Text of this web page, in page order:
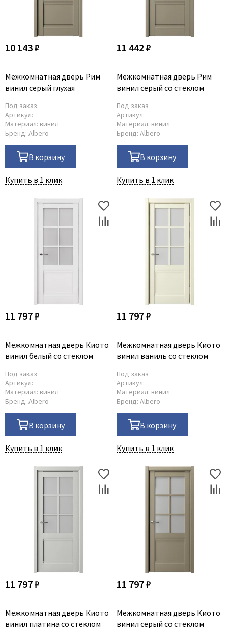
Valcomp
Verum
Viporte
Zadoor
10 143 ₽
Межкомнатная дверь Рим
винил серый глухая
Под заказ
Артикул:
Материал: винил
Бренд: Albero
В корзину
Купить в 1 клик
11 442 ₽
Межкомнатная дверь Рим
винил серый со стеклом
Под заказ
Артикул:
Материал: винил
Бренд: Albero
В корзину
Купить в 1 клик
11 797 ₽
Межкомнатная дверь Киото
винил белый со стеклом
Под заказ
Артикул:
Материал: винил
Бренд: Albero
В корзину
Купить в 1 клик
11 797 ₽
Межкомнатная дверь Киото
винил ваниль со стеклом
Под заказ
Артикул:
Материал: винил
Бренд: Albero
В корзину
Купить в 1 клик
11 797 ₽
Межкомнатная дверь Киото
винил платина со стеклом
11 797 ₽
Межкомнатная дверь Киото
винил серый со стеклом